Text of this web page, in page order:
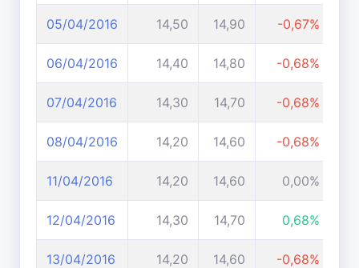
05/04/2016 14,50 14,90 -0,67%
06/04/2016 14,40 14,80 -0,68%
07/04/2016 14,30 14,70 -0,68%
08/04/2016 14,20 14,60 -0,68%
11/04/2016 14,20 14,60 0,00%
12/04/2016 14,30 14,70 0,68%
13/04/2016 14,20 14,60 -0,68%